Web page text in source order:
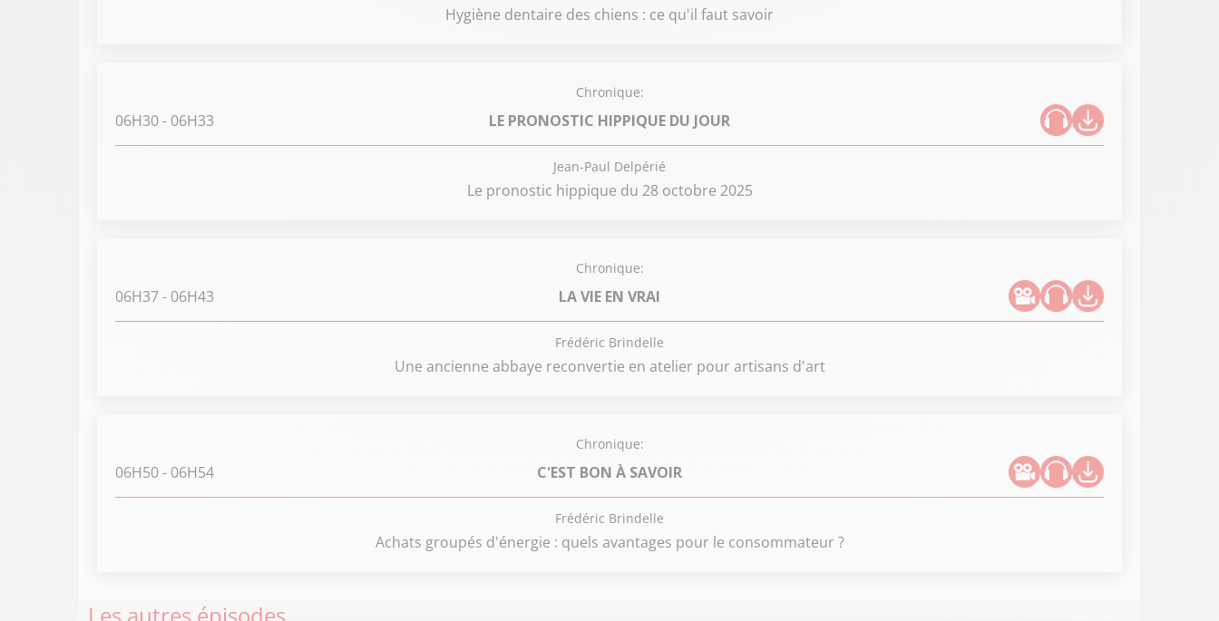
Hygiène dentaire des chiens : ce qu'il faut savoir
Chronique:
06H30- 06H33 LE PRONOSTIC HIPPIQUE DU JOUR
Jean-Paul Delpérié
Le pronostic hippique du 28 octobre 2025
Chronique:
06H37- 06H43 LA VIE EN VRAI
Frédéric Brindelle
Une ancienne abbaye reconvertie en atelier pour artisans d'art
Chronique:
06H50- 06H54 C'EST BON À SAVOIR
Frédéric Brindelle
Achats groupés d'énergie : quels avantages pour le consommateur ?